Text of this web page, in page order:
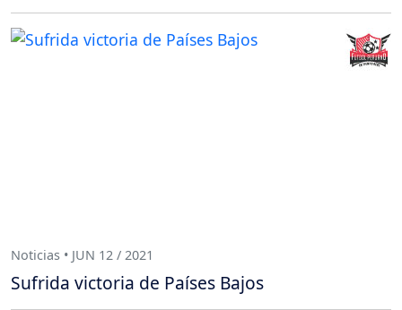
Noticias • JUN 12 / 2021
Sufrida victoria de Países Bajos